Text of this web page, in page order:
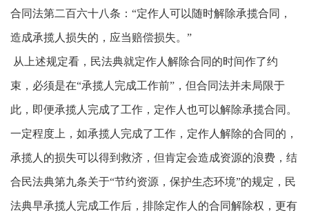
合同法第二百六十八条：“定作人可以随时解除承揽合同，
造成承揽人损失的，应当赔偿损失。”
从上述规定看，民法典就定作人解除合同的时间作了约
束，必须是在“承揽人完成工作前”，但合同法并未局限于
此，即便承揽人完成了工作，定作人也可以解除承揽合同。
一定程度上，如承揽人完成了工作，定作人解除的合同的，
承揽人的损失可以得到救济，但肯定会造成资源的浪费，结
合民法典第九条关于“节约资源，保护生态环境”的规定，民
法典早承揽人完成工作后，排除定作人的合同解除权，更有